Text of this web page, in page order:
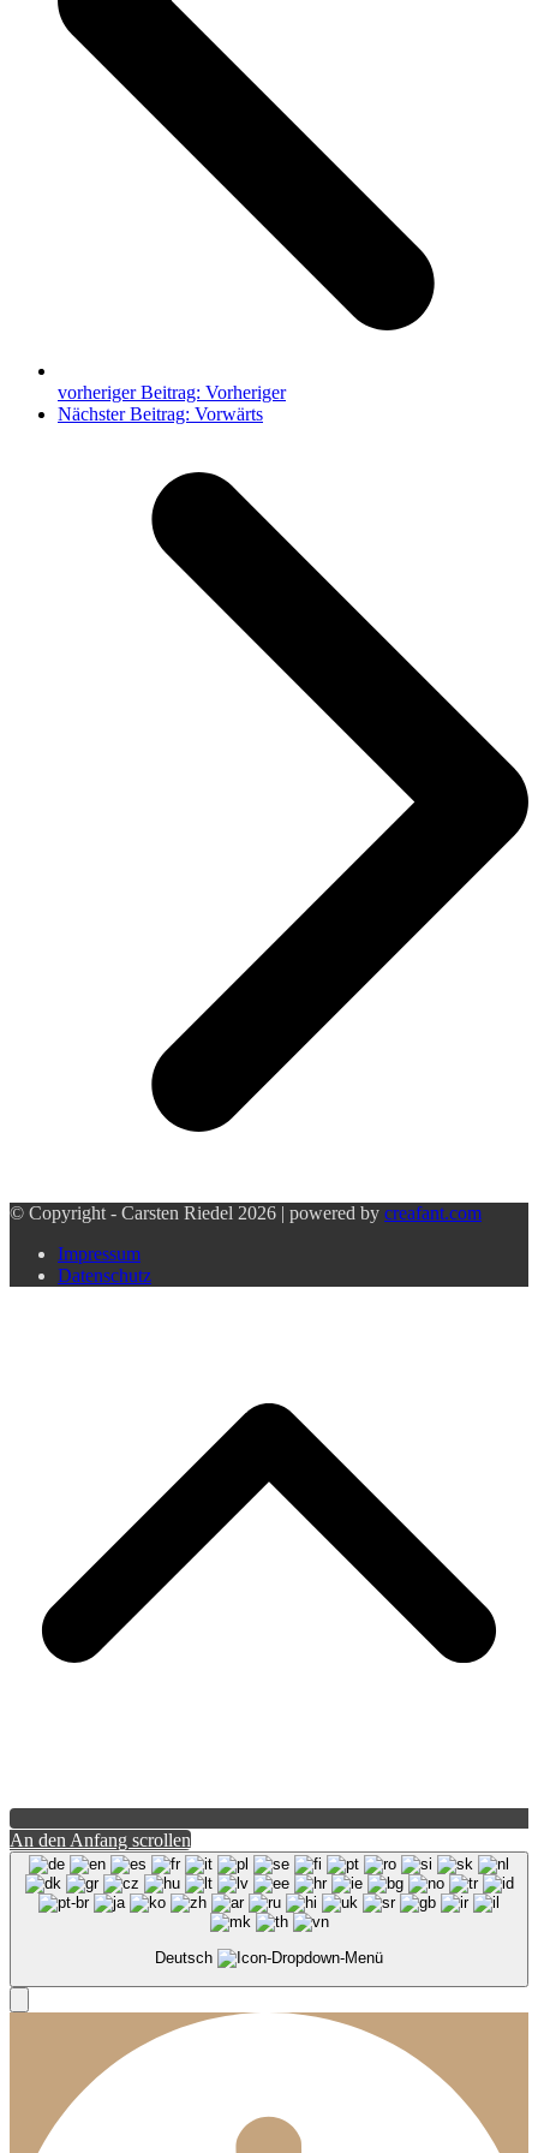
vorheriger Beitrag: Vorheriger
Nächster Beitrag: Vorwärts
© Copyright - Carsten Riedel 2026 | powered by creafant.com
Impressum
Datenschutz
An den Anfang scrollen
Deutsch